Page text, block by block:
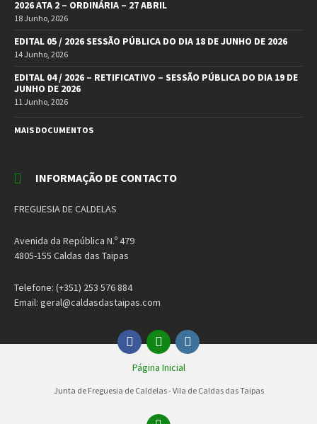
2026 ATA 2 – ORDINÁRIA – 27 ABRIL
18 Junho, 2026
EDITAL 05 / 2026 SESSÃO PÚBLICA DO DIA 18 DE JUNHO DE 2026
14 Junho, 2026
EDITAL 04 / 2026 – RETIFICATIVO – SESSÃO PÚBLICA DO DIA 19 DE
JUNHO DE 2026
11 Junho, 2026
MAIS DOCUMENTOS
INFORMAÇÃO DE CONTACTO
FREGUESIA DE CALDELAS
Avenida da República N.º 479
4805-155 Caldas das Taipas
Telefone: (+351) 253 576 884
Email: geral@caldasdastaipas.com
Facebook
EmailInstagram
Página Inicial
Junta de Freguesia de Caldelas - Vila de Caldas das Taipas